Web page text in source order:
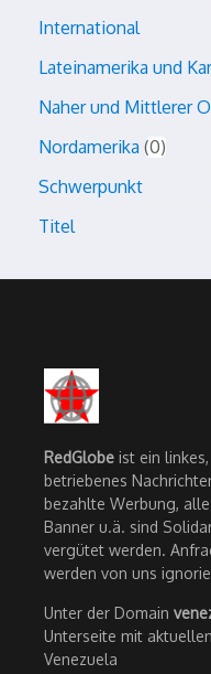
International
Lateinamerika und
Naher und Mittlerer
Nordamerika 0
Schwerpunkt
Titel
RedGlobe ist ein
betriebenes
bezahlte Werbung,
Banner u.ä. sind
vergütet werden.
werden von uns
Unter der Domain
Unterseite mit
Venezuela